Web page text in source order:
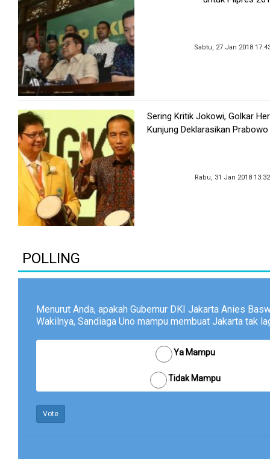
Sabtu, 27 Jan 2018
Sering Kritik Jokowi, Golkar
Kunjung Deklarasikan
Rabu, 31 Jan 2018
POLLING
Menurut Anda, apakah Gubernur DKI Jakarta Anies
Wakilnya, Sandiaga Uno mampu membuat Jakarta tak
Ya Mampu
Tidak Mampu
Vote